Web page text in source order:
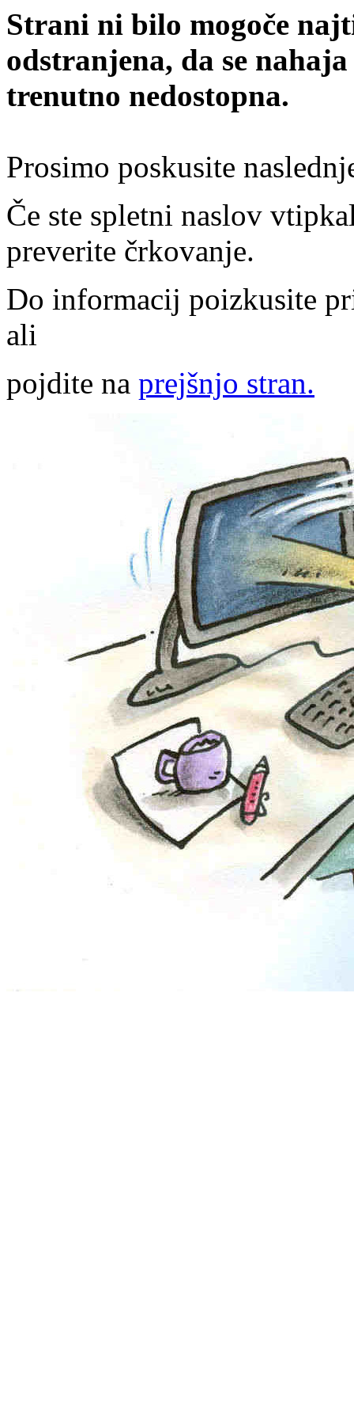
Strani ni bilo mogoče
odstranjena, da se
trenutno nedostopna.
Prosimo poskusite
Če ste spletni naslov
preverite črkovanje.
Do informacij poizkusite
ali
pojdite na prejšnjo stran.